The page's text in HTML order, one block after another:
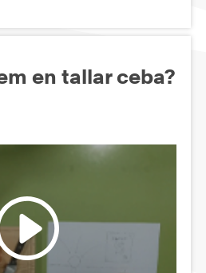
en tallar ceba?